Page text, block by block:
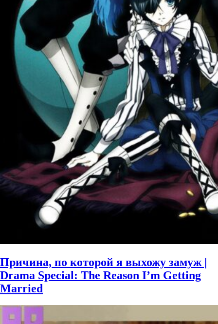
Причина, по которой я выхожу замуж |
Drama Special: The Reason I’m Getting
Married